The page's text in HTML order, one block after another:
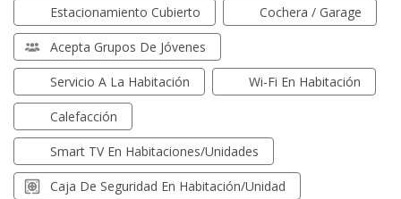
Estacionamiento Cubierto Cochera / Garage
Acepta Grupos De Jóvenes
Servicio A La Habitación Wi-Fi En Habitación
Calefacción
Smart TV En Habitaciones/unidades
Caja De Seguridad En Habitación/unidad